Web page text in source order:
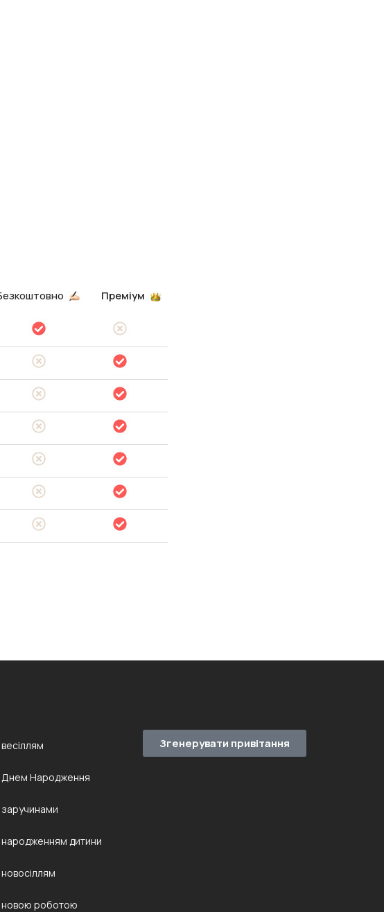
Преміум
Днем Народження
заручинами
народженням дитини
новою роботою
Згенерувати привітання